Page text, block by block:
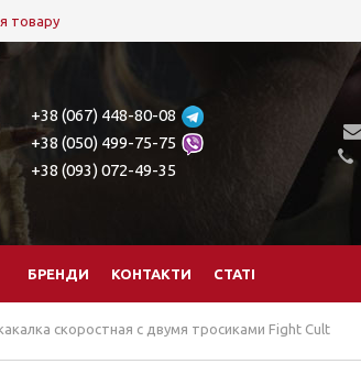
товару
+38 (067) 448-80-08
+38 (050) 499-75-75
+38 (093) 072-49-35
БРЕНДИ КОНТАКТИ СТАТІ
скоростная с двумя тросиками Fight Cult